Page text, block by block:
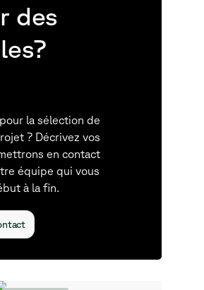
des
la sélection de
? Décrivez vos
en contact
équipe qui vous
à la fin.